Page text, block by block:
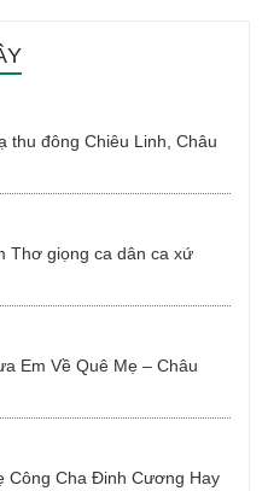
thu đông Chiêu Linh, Châu
Thơ giọng ca dân ca xứ
Em Về Quê Mẹ – Châu
Công Cha Đinh Cương Hay